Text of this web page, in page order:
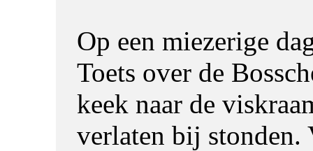
Op een miezerige
Toets over de
keek naar de
verlaten bij stonden.